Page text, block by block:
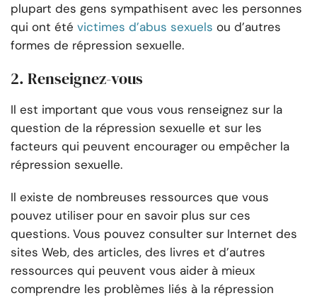
plupart des gens sympathisent avec les personnes
qui ont été victimes d’abus sexuels ou d’autres
formes de répression sexuelle.
2. Renseignez-vous
Il est important que vous vous renseignez sur la
question de la répression sexuelle et sur les
facteurs qui peuvent encourager ou empêcher la
répression sexuelle.
Il existe de nombreuses ressources que vous
pouvez utiliser pour en savoir plus sur ces
questions. Vous pouvez consulter sur Internet des
sites Web, des articles, des livres et d’autres
ressources qui peuvent vous aider à mieux
comprendre les problèmes liés à la répression